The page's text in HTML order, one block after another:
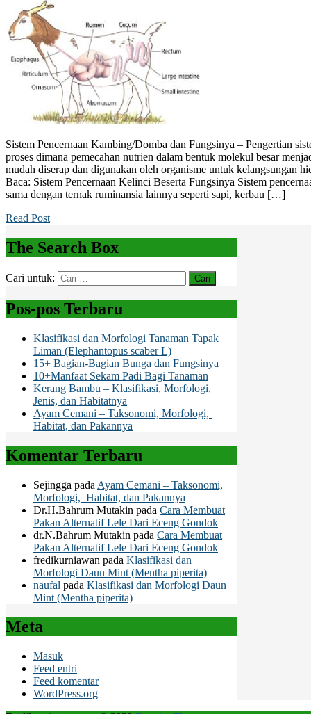
Sistem Pencernaan Kambing/Domba dan Fungsinya – Pengertian
proses dimana pemecahan nutrien dalam bentuk molekul besar
mudah diserap dan digunakan oleh organisme untuk kelangsungan
Baca: Sistem Pencernaan Kelinci Beserta Fungsinya Sistem
sama dengan ternak ruminansia lainnya seperti sapi, kerbau […]
Read Post
The Search Box
Cari untuk:
Pos-pos Terbaru
Klasifikasi dan Morfologi Tanaman Tapak
Liman (Elephantopus scaber L)
15+ Bagian-Bagian Bunga dan Fungsinya
10+Manfaat Sekam Padi Bagi Tanaman
Kerang Bambu – Klasifikasi, Morfologi,
Jenis, dan Habitatnya
Ayam Cemani – Taksonomi, Morfologi,
Habitat, dan Pakannya
Komentar Terbaru
Sejingga pada Ayam Cemani – Taksonomi,
Morfologi, Habitat, dan Pakannya
Dr.H.Bahrum Mutakin pada Cara Membuat
Pakan Alternatif Lele Dari Eceng Gondok
dr.N.Bahrum Mutakin pada Cara Membuat
Pakan Alternatif Lele Dari Eceng Gondok
fredikurniawan pada Klasifikasi dan
Morfologi Daun Mint (Mentha piperita)
naufal pada Klasifikasi dan Morfologi Daun
Mint (Mentha piperita)
Meta
Masuk
Feed entri
Feed komentar
WordPress.org